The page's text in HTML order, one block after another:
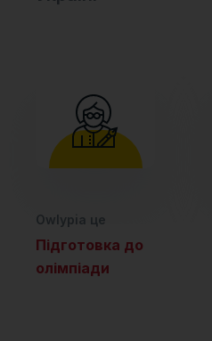
Owlypia це
Підготовка до
олімпіади